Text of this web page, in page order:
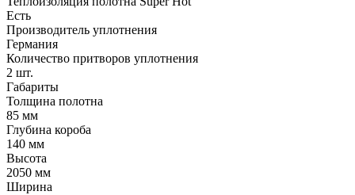
Есть
Производитель уплотнения
Германия
Количество притворов уплотнения
2 шт.
Габариты
Толщина полотна
85 мм
Глубина короба
140 мм
Высота
2050 мм
Ширина